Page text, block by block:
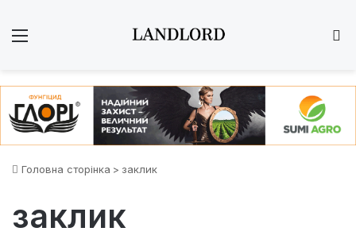
Головна сторінка > заклик
заклик